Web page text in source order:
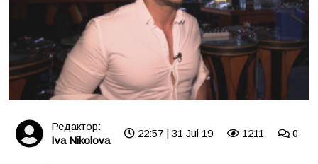
Редактор:
Iva Nikolova
22:57 | 31 Jul 19 1211 0